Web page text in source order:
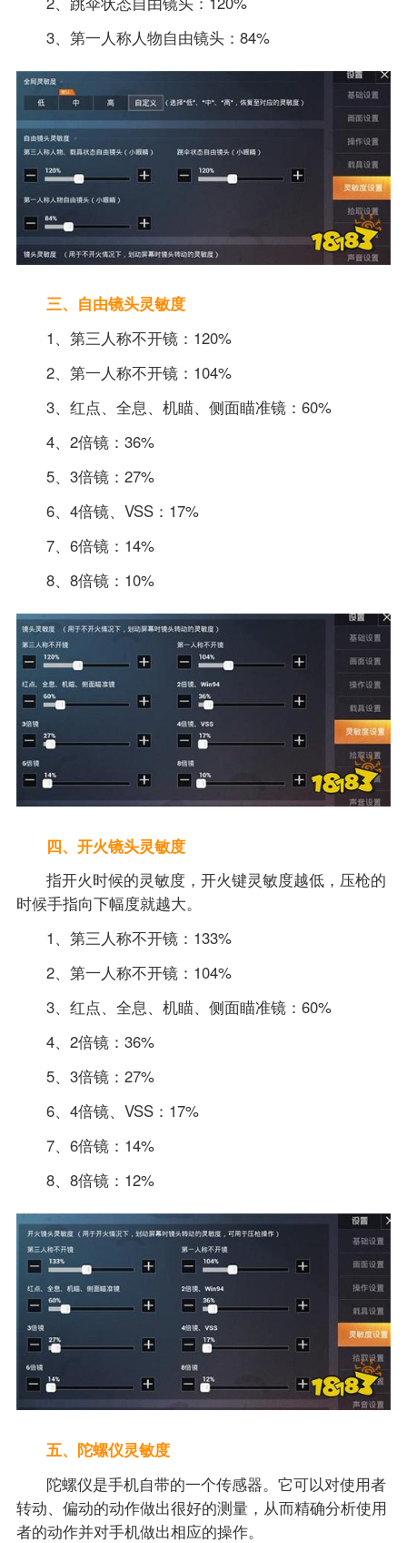
3、第一人称人物自由镜头：84%
三、自由镜头灵敏度
1、第三人称不开镜：120%
2、第一人称不开镜：104%
3、红点、全息、机瞄、侧面瞄准镜：60%
4、2倍镜：36%
5、3倍镜：27%
6、4倍镜、VSS：17%
7、6倍镜：14%
8、8倍镜：10%
四、开火镜头灵敏度
指开火时候的灵敏度，开火键灵敏度越低，压枪的
时候手指向下幅度就越大。
1、第三人称不开镜：133%
2、第一人称不开镜：104%
3、红点、全息、机瞄、侧面瞄准镜：60%
4、2倍镜：36%
5、3倍镜：27%
6、4倍镜、VSS：17%
7、6倍镜：14%
8、8倍镜：12%
五、陀螺仪灵敏度
陀螺仪是手机自带的一个传感器。它可以对使用者
转动、偏动的动作做出很好的测量，从而精确分析使用
者的动作并对手机做出相应的操作。